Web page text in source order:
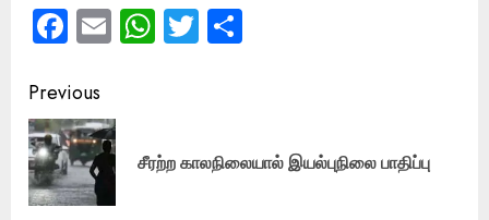
Facebook
EmailWhatsApp
Twitter
Post
navigation
Previous
சீரற்ற காலநிலையால் இயல்புநிலை பாதிப்பு